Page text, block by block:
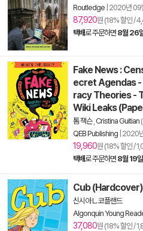
Routledge 2020년 09
87,920원 (18% 할인 /
택배로 주문하면 8월 26
Fake News :
ecret Agendas -
racy Theories -
Wiki Leaks
톰 잭슨, Cristina Guitian
QEB Publishing 2020
19,960원 (18% 할인 /
택배로 주문하면 8월 19
Cub (Hardcover)
신시아 L. 코플랜드
Algonquin Young
37,080원 (18% 할인 /